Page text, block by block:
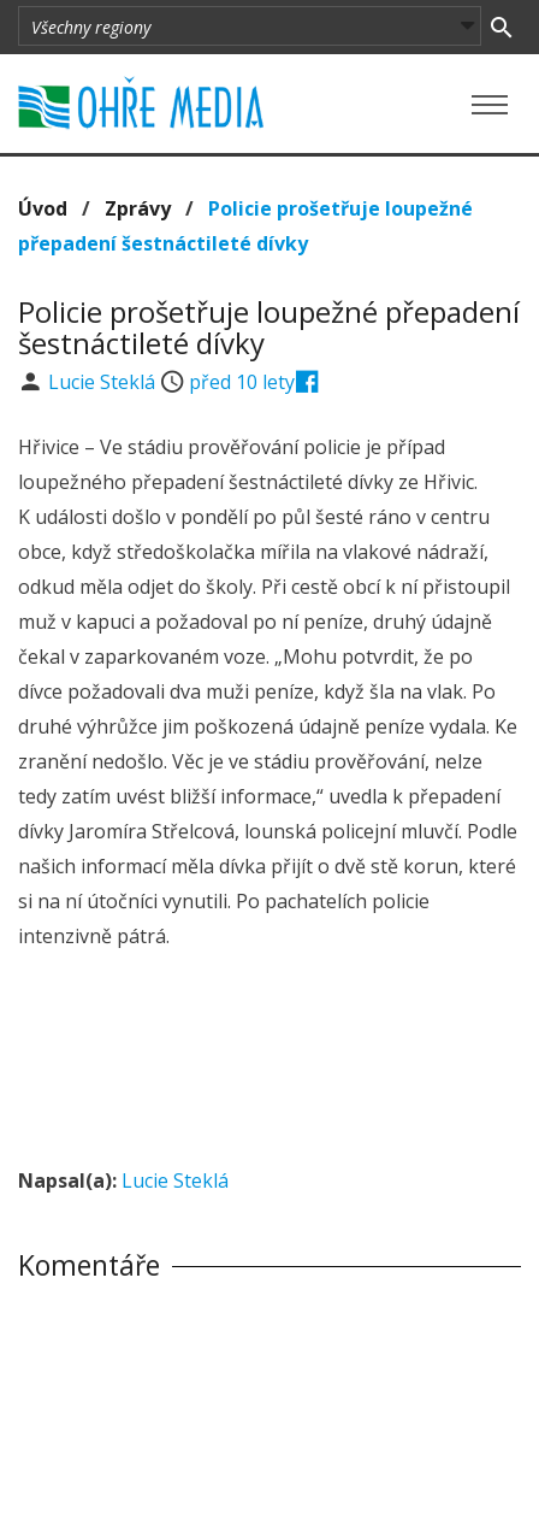
Úvod / Zprávy/ Policie prošetřuje loupežné
přepadení šestnáctileté dívky
Policie prošetřuje loupežné přepadení
šestnáctileté dívky
Lucie Steklá před 10 lety
Hřivice – Ve stádiu prověřování policie je případ
loupežného přepadení šestnáctileté dívky ze Hřivic.
K události došlo v pondělí po půl šesté ráno v centru
obce, když středoškolačka mířila na vlakové nádraží,
odkud měla odjet do školy. Při cestě obcí k ní přistoupil
muž v kapuci a požadoval po ní peníze, druhý údajně
čekal v zaparkovaném voze. „Mohu potvrdit, že po
dívce požadovali dva muži peníze, když šla na vlak. Po
druhé výhrůžce jim poškozená údajně peníze vydala. Ke
zranění nedošlo. Věc je ve stádiu prověřování, nelze
tedy zatím uvést bližší informace,“ uvedla k přepadení
dívky Jaromíra Střelcová, lounská policejní mluvčí. Podle
našich informací měla dívka přijít o dvě stě korun, které
si na ní útočníci vynutili. Po pachatelích policie
intenzivně pátrá.
Napsal(a): Lucie Steklá
Komentáře